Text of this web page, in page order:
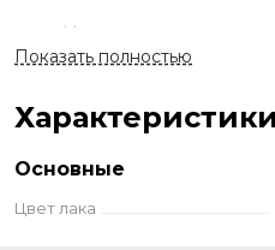
На подготовленную
грунтовочное
заполимеризовать.
выбранное цветное
Заполимеризовать.
Показать полностью
Характеристики
Основные
Цвет лака